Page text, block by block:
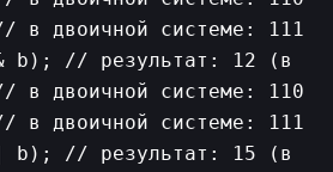
двоичной системе: 1111
b); // результат: 12 (в
двоичной системе: 1100
двоичной системе: 1111
// результат: 15 (в